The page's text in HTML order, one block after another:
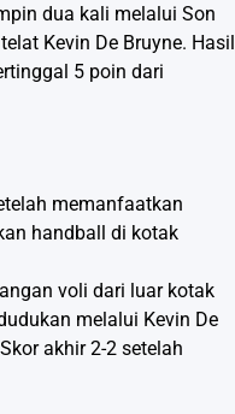
dua kali melalui Son
Kevin De Bruyne. Hasil
5 poin dari
memanfaatkan
handball di kotak
voli dari luar kotak
melalui Kevin De
akhir 2-2 setelah